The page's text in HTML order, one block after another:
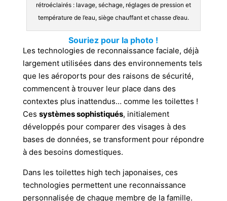
rétroéclairés : lavage, séchage, réglages de pression et
température de l’eau, siège chauffant et chasse d’eau.
Souriez pour la photo !
Les technologies de reconnaissance faciale, déjà
largement utilisées dans des environnements tels
que les aéroports pour des raisons de sécurité,
commencent à trouver leur place dans des
contextes plus inattendus… comme les toilettes !
Ces systèmes sophistiqués, initialement
développés pour comparer des visages à des
bases de données, se transforment pour répondre
à des besoins domestiques.
Dans les toilettes high tech japonaises, ces
technologies permettent une reconnaissance
personnalisée de chaque membre de la famille.